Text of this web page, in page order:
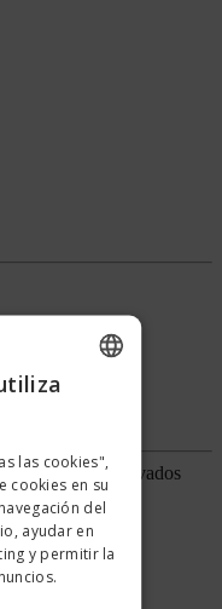
derechos reservados
SPANISH
las cookies",
cookies en su
del
ayudar en
y permitir la